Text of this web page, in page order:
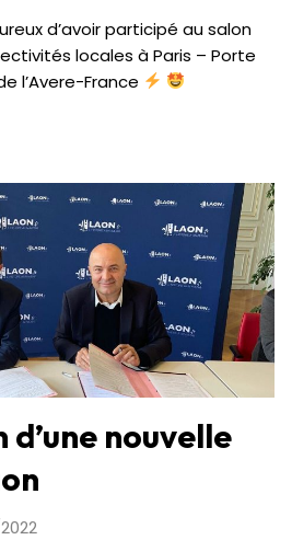
d’avoir participé au salon
locales à Paris – Porte
l’Avere-France
nouvelle